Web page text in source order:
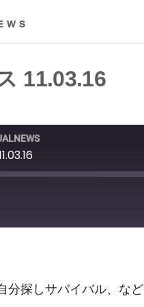
11.03.16
分探しサバイバル、など